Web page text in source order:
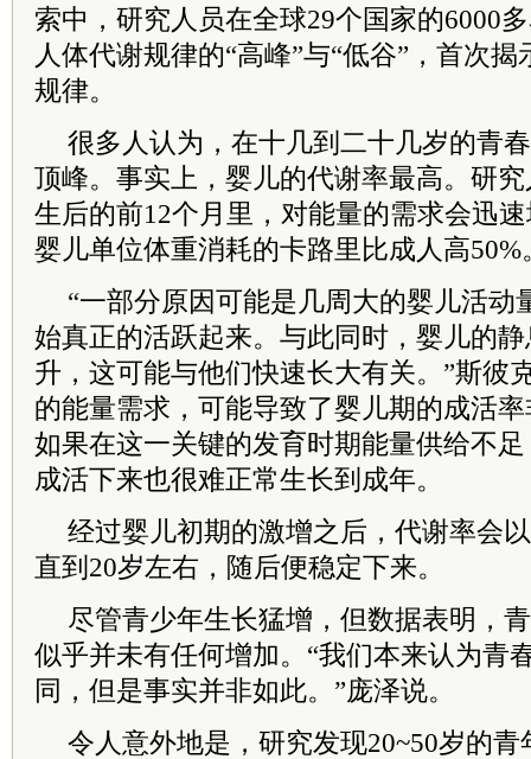
索中，研究人员在全球29个国家的6000
人体代谢规律的“高峰”与“低谷”，首次
规律。
很多人认为，在十几到二十几岁的青
顶峰。事实上，婴儿的代谢率最高。研
生后的前12个月里，对能量的需求会迅
婴儿单位体重消耗的卡路里比成人高50%
“一部分原因可能是几周大的婴儿活动
始真正的活跃起来。与此同时，婴儿的
升，这可能与他们快速长大有关。”斯彼
的能量需求，可能导致了婴儿期的成活
如果在这一关键的发育时期能量供给不
成活下来也很难正常生长到成年。
经过婴儿初期的激增之后，代谢率会
直到20岁左右，随后便稳定下来。
尽管青少年生长猛增，但数据表明，
似乎并未有任何增加。“我们本来认为青
同，但是事实并非如此。”庞泽说。
令人意外地是，研究发现20~50岁的